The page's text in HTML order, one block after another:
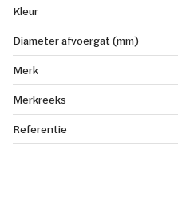
Kleur
Diameter afvoergat (mm)
Merk
Merkreeks
Referentie